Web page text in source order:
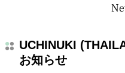
UCHINUKI
お知らせ